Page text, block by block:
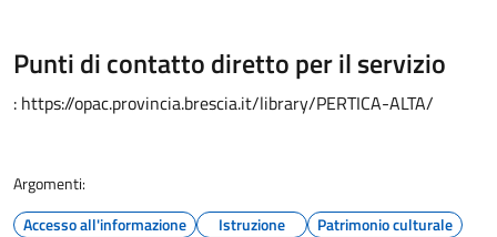
Punti di contatto diretto per il servizio
: https://opac.provincia.brescia.it/library/PERTICA-ALTA/
Argomenti:
Accesso all'informazione
Istruzione Patrimonio culturale